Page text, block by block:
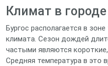
Климат в городе
Бургос располагается в
климата. Сезон дождей
частыми являются
Средняя температура в это